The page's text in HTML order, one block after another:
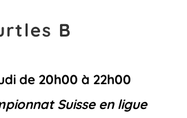
B
de 20h00 à 22h00
Suisse en ligue